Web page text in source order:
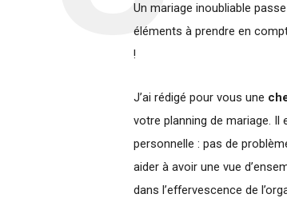
Un mariage inoubliable
éléments à prendre en
!
J’ai rédigé pour vous une
votre planning de mariage.
personnelle : pas de
aider à avoir une vue
dans l’effervescence de